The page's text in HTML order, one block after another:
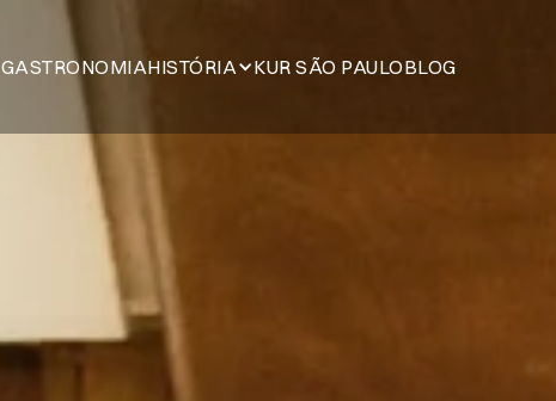
GASTRONOMIAHISTÓRIA KUR SÃO PAULOBLOG